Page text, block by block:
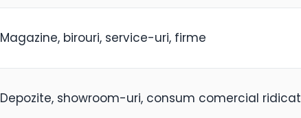
Magazine, birouri, service-uri, firme
Depozite, showroom-uri, consum comercial ridicat